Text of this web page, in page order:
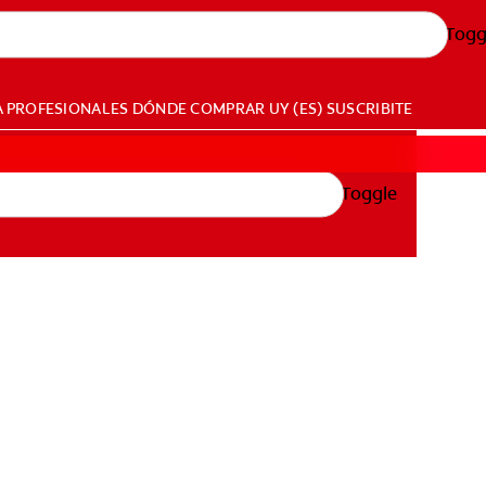
PROFESIONALES DÓNDE COMPRAR UY (ES) SUSCRIBITE
Toggle